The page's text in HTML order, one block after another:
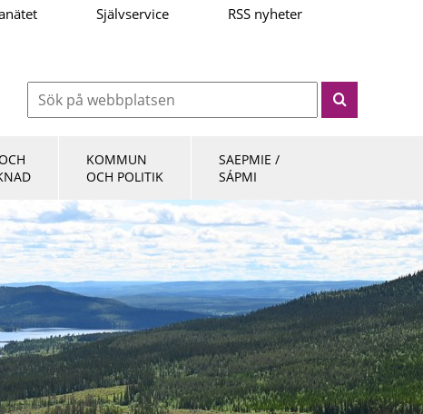
Självservice RSS nyheter
KOMMUN
OCH POLITIK
SAEPMIE /
SÁPMI